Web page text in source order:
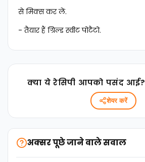
से मिक्स कर लें.
- तैयार हैं ग्रिल्ड स्वीट पोटैटो.
क्‍या ये रेसिपी आपको पसंद आई?
शेयर करें
अक्सर पूछे जाने वाले सवाल